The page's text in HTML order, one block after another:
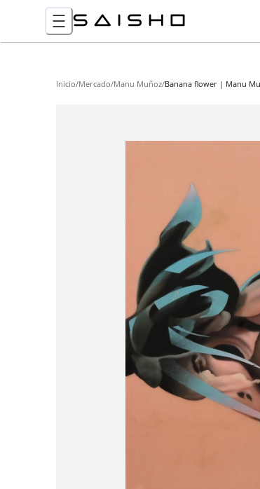
Inicio/Mercado/Manu Muñoz/Banana flower | Manu